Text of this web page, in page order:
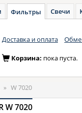
Фильтры Свечи
Доставка и оплата
Корзина: пока пуста.
» W 7020
W 7020